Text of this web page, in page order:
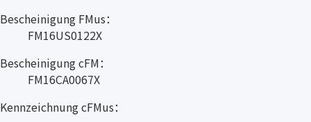
Bescheinigung FMus：
FM16US0122X
Bescheinigung cFM：
FM16CA0067X
Kennzeichnung cFMus：